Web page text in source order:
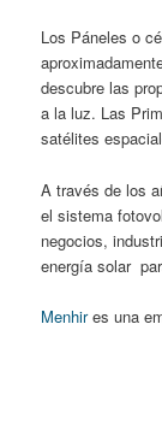
Los Páneles o
descubre las
a la luz. Las
satélites
A través de los
el sistema
negocios,
energía solar
Menhires una